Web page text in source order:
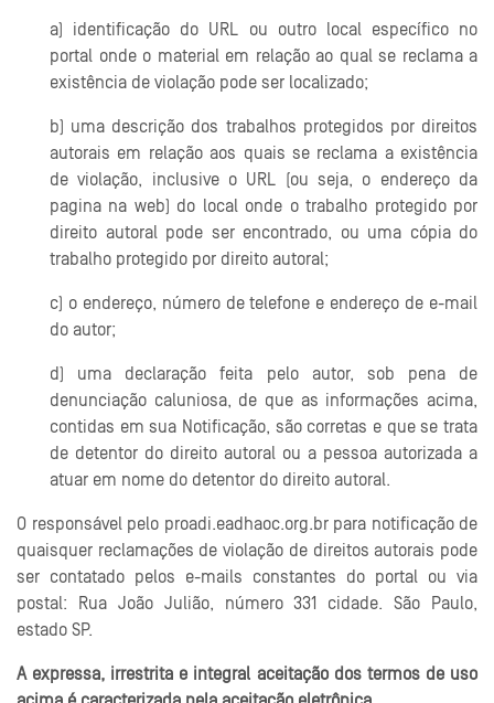
a) identificação do URL ou outro local específico no
portal onde o material em relação ao qual se reclama a
existência de violação pode ser localizado;
b) uma descrição dos trabalhos protegidos por direitos
autorais em relação aos quais se reclama a existência
de violação, inclusive o URL (ou seja, o endereço da
pagina na web) do local onde o trabalho protegido por
direito autoral pode ser encontrado, ou uma cópia do
trabalho protegido por direito autoral;
c) o endereço, número de telefone e endereço de e-mail
do autor;
d) uma declaração feita pelo autor, sob pena de
denunciação caluniosa, de que as informações acima,
contidas em sua Notificação, são corretas e que se trata
de detentor do direito autoral ou a pessoa autorizada a
atuar em nome do detentor do direito autoral.
O responsável pelo proadi.eadhaoc.org.br para notificação de
quaisquer reclamações de violação de direitos autorais pode
ser contatado pelos e-mails constantes do portal ou via
postal: Rua João Julião, número 331 cidade. São Paulo,
estado SP.
A expressa, irrestrita e integral aceitação dos termos de uso